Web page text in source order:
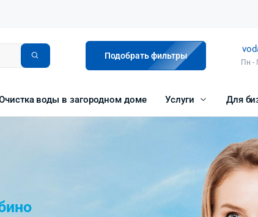
Подобрать фильтры
Пн -
воды в загородном доме Услуги Для